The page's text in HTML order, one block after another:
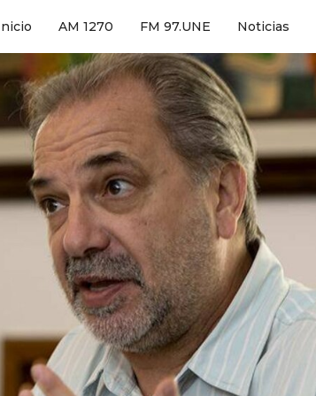
AM 1270 FM 97.UNE Noticias